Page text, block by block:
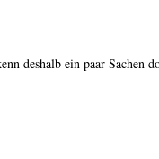
deshalb ein paar Sachen